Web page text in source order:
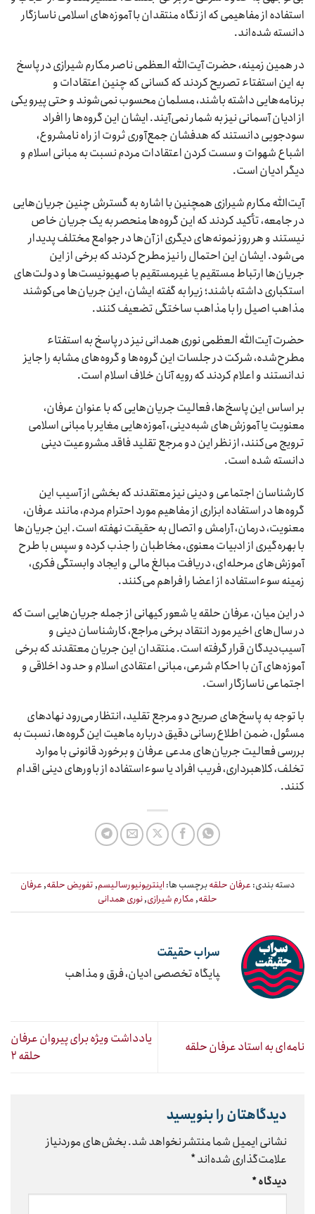
استفاده از مفاهیمی که از نگاه منتقدان با آموزه‌های اسلامی ناسازگار
دانسته شده‌اند.
در همین زمینه، حضرت آیت‌الله العظمی ناصر مکارم شیرازی در پاسخ
به این استفتاء تصریح کردند که کسانی که چنین اعتقادات و
برنامه‌هایی داشته باشند، مسلمان محسوب نمی‌شوند و حتی پیرو یکی
از ادیان آسمانی نیز به شمار نمی‌آیند. ایشان این گروه‌ها را افراد
سودجویی دانستند که هدفشان جمع‌آوری ثروت از راه نامشروع،
اشباع شهوات و سست کردن اعتقادات مردم نسبت به مبانی اسلام و
دیگر ادیان است.
آیت‌الله مکارم شیرازی همچنین با اشاره به گسترش چنین جریان‌هایی
در جامعه، تأکید کردند که این گروه‌ها منحصر به یک جریان خاص
نیستند و هر روز نمونه‌های دیگری از آن‌ها در جوامع مختلف پدیدار
می‌شود. ایشان این احتمال را نیز مطرح کردند که برخی از این
جریان‌ها ارتباط مستقیم یا غیرمستقیم با صهیونیست‌ها و دولت‌های
استکباری داشته باشند؛ زیرا به گفته ایشان، این جریان‌ها می‌کوشند
مذاهب اصیل را با مذاهب ساختگی تضعیف کنند.
حضرت آیت‌الله العظمی نوری همدانی نیز در پاسخ به استفتاء
مطرح‌شده، شرکت در جلسات این گروه‌ها و گروه‌های مشابه را جایز
ندانستند و اعلام کردند که رویه آنان خلاف اسلام است.
بر اساس این پاسخ‌ها، فعالیت جریان‌هایی که با عنوان عرفان،
معنویت یا آموزش‌های شبه‌دینی، آموزه‌هایی مغایر با مبانی اسلامی
ترویج می‌کنند، از نظر این دو مرجع تقلید فاقد مشروعیت دینی
دانسته شده است.
کارشناسان اجتماعی و دینی نیز معتقدند که بخشی از آسیب این
گروه‌ها در استفاده ابزاری از مفاهیم مورد احترام مردم، مانند عرفان،
معنویت، درمان، آرامش و اتصال به حقیقت نهفته است. این جریان‌ها
با بهره‌گیری از ادبیات معنوی، مخاطبان را جذب کرده و سپس با طرح
آموزش‌های مرحله‌ای، دریافت مبالغ مالی و ایجاد وابستگی فکری،
زمینه سوءاستفاده از اعضا را فراهم می‌کنند.
در این میان، عرفان حلقه یا شعور کیهانی از جمله جریان‌هایی است که
در سال‌های اخیر مورد انتقاد برخی مراجع، کارشناسان دینی و
آسیب‌دیدگان قرار گرفته است. منتقدان این جریان معتقدند که برخی
آموزه‌های آن با احکام شرعی، مبانی اعتقادی اسلام و حدود اخلاقی و
اجتماعی ناسازگار است.
با توجه به پاسخ‌های صریح دو مرجع تقلید، انتظار می‌رود نهادهای
مسئول، ضمن اطلاع‌رسانی دقیق درباره ماهیت این گروه‌ها، نسبت به
بررسی فعالیت جریان‌های مدعی عرفان و برخورد قانونی با موارد
تخلف، کلاهبرداری، فریب افراد یا سوءاستفاده از باورهای دینی اقدام
کنند.
دسته بندی: عرفان حلقهبرچسب ها: اینتریونیورسالیسم, تفویض حلقه, عرفان
حلقه, مکارم شیرازی,نوری همدانی
سراب حقیقت
‍پایگاه تخصصی ادیان، فرق و مذاهب
نامه‌ای به استاد عرفان حلقه
یادداشت ویژه برای پیروان عرفان
حلقه ۲
دیدگاهتان را بنویسید
نشانی ایمیل شما منتشر نخواهد شد.بخش‌های موردنیاز
علامت‌گذاری شده‌اند*
دیدگاه*